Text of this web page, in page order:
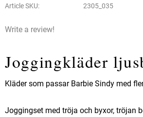
Article SKU
2305_035
Write a review!
Joggingkläder
Kläder som passar Barbie Sindy med
Joggingset med tröja och byxor, tröjan